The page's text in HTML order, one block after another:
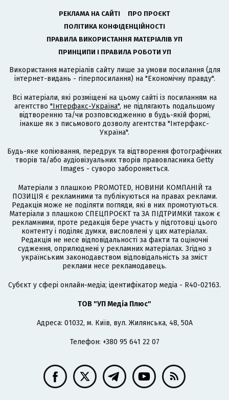
РЕКЛАМА НА САЙТІ
ПРО ПРОЄКТ
ПОЛІТИКА КОНФІДЕНЦІЙНОСТІ
ПРАВИЛА ВИКОРИСТАННЯ МАТЕРІАЛІВ УП
ПРИНЦИПИ І ПРАВИЛА РОБОТИ УП
Використання матеріалів сайту лише за умови посилання (для
інтернет-видань - гіперпосилання) на "Економічну правду".
Всі матеріали, які розміщені на цьому сайті із посиланням на
агентство "Інтерфакс-Україна", не підлягають подальшому
відтворенню та/чи розповсюдженню в будь-якій формі,
інакше як з письмового дозволу агентства "Інтерфакс-
Україна".
Будь-яке копіювання, передрук та відтворення фотографічних
творів та/або аудіовізуальних творів правовласника Getty
Images - суворо забороняється.
Матеріали з плашкою PROMOTED, НОВИНИ КОМПАНІЙ та
ПОЗИЦІЯ є рекламними та публікуються на правах реклами.
Редакція може не поділяти погляди, які в них промотуються.
Матеріали з плашкою СПЕЦПРОЄКТ та ЗА ПІДТРИМКИ також є
рекламними, проте редакція бере участь у підготовці цього
контенту і поділяє думки, висловлені у цих матеріалах.
Редакція не несе відповідальності за факти та оціночні
судження, оприлюднені у рекламних матеріалах. Згідно з
українським законодавством відповідальність за зміст
реклами несе рекламодавець.
Cубєкт у сфері онлайн-медіа; ідентифікатор медіа - R40-02163.
ТОВ "УП Медіа Плюс"
Адреса: 01032, м. Київ, вул. Жилянська, 48, 50А
Телефон: +380 95 641 22 07